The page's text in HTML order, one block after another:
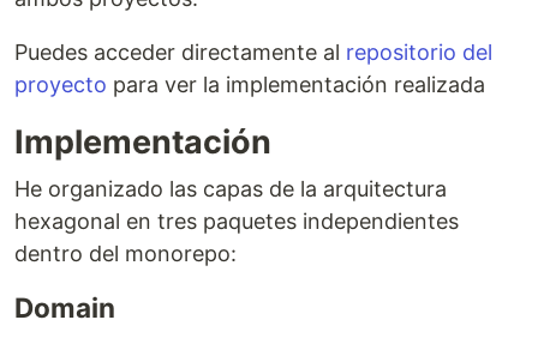
Puedes acceder directamente al repositorio del
proyecto para ver la implementación realizada
Implementación
He organizado las capas de la arquitectura
hexagonal en tres paquetes independientes
dentro del monorepo:
Domain